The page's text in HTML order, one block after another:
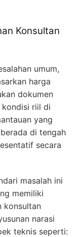
Konsultan
umum,
harga
dokumen
kondisi riil di
yang
di tengah
secara
masalah ini
memiliki
konsultan
narasi
teknis seperti: